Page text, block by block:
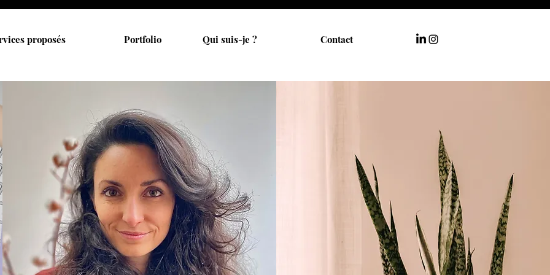
proposés Portfolio Qui suis-je ? Contact